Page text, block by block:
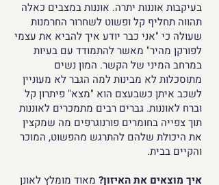
בעיקבות אוננות יתרה. אוננות במצבים כאלה
תהווה תחליף קל ופשוט לשחרור החרמנות
שעולה כי "אני כבר יודע איך להביא את עצמי
לפורקן מהיר" מאשר להתמודד עם בעיות
במרחב המיני של הקשר. המון נשים
מתוסכלות לא מבינות למה הגבר לא מעוניין
לשכב איתן כשבעצם הוא "מצא" פיתרון קל
וברח לאוננות. גברים רבים מתמכרים לאוננות
תוך צפייה בחומרים פורנוגרפים מה שמקצין
את היכולת שלהם להתרגש מהפשוט, המוכר
והקיים בבית.
איך מוצאים את האיזון? מאוד מומלץ לאונן